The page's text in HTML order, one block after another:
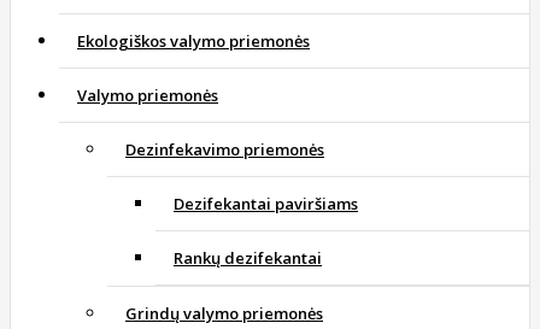
Ekologiškos valymo priemonės
Valymo priemonės
Dezinfekavimo priemonės
Dezifekantai paviršiams
Rankų dezifekantai
Grindų valymo priemonės